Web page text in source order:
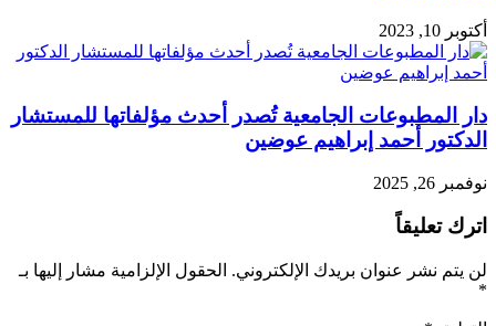
أكتوبر 10, 2023
دار المطبوعات الجامعية تُصدر أحدث مؤلفاتها للمستشار
الدكتور أحمد إبراهيم عوضين
نوفمبر 26, 2025
اترك تعليقاً
لن يتم نشر عنوان بريدك الإلكتروني. الحقول الإلزامية مشار إليها بـ
*